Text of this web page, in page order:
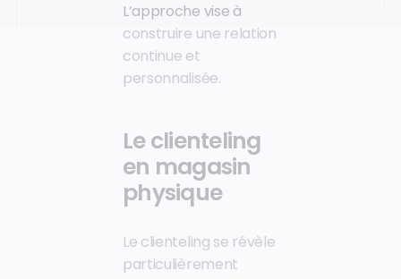
L’approche vise à
construire une relation
continue et
personnalisée.
Le clienteling
en magasin
physique
Le clienteling se révèle
particulièrement